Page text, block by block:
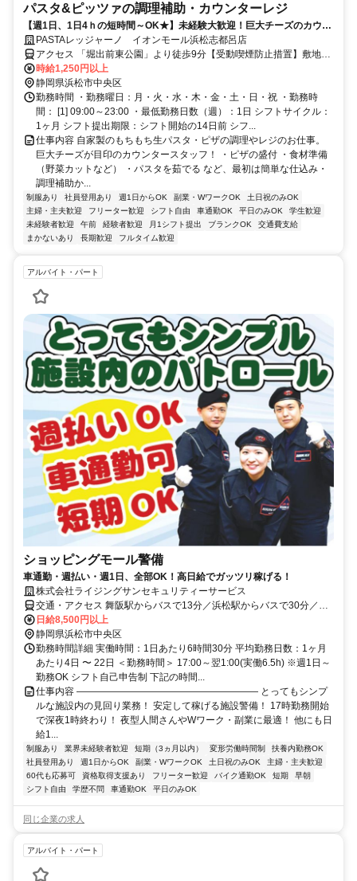
パスタ&ピッツァの調理補助・カウンターレジ
【週1日、1日4ｈの短時間～OK★】未経験大歓迎！巨大チーズのカウン
タースタッフ大募集！
PASTAレッジャーノ イオンモール浜松志都呂店
アクセス 「堀出前東公園」より徒歩9分【受動喫煙防止措置】敷地内
禁煙 （喫煙所/勤務地により異なる）
時給1,250円以上
静岡県浜松市中央区
勤務時間 ・勤務曜日：月・火・水・木・金・土・日・祝 ・勤務時
間： [1] 09:00～23:00 ・最低勤務日数（週）：1日 シフトサイクル：
1ヶ月 シフト提出期限：シフト開始の14日前 シフ...
仕事内容 自家製のもちもち生パスタ・ピザの調理やレジのお仕事。
巨大チーズが目印のカウンタースタッフ！ ・ピザの盛付 ・食材準備
（野菜カットなど） ・パスタを茹でる など、最初は簡単な仕込み・
調理補助か...
制服あり 社員登用あり 週1日からOK 副業・WワークOK
土日祝のみOK
主婦・主夫歓迎
フリーター歓迎 シフト自由 車通勤OK 平日のみOK
学生歓迎
未経験者歓迎
午前 経験者歓迎 月1シフト提出 ブランクOK
交通費支給
まかないあり
長期歓迎 フルタイム歓迎
アルバイト・パート
ショッピングモール警備
車通勤・週払い・週1日、全部OK！高日給でガッツリ稼げる！
株式会社ライジングサンセキュリティーサービス
交通・アクセス 舞阪駅からバスで13分／浜松駅からバスで30分／浜
名バイパス「坪井IC」から車で6分／浜名バイパス「篠原IC」から車
で9分 【車通勤OK】
日給8,500円以上
静岡県浜松市中央区
勤務時間詳細 実働時間：1日あたり6時間30分 平均勤務日数：1ヶ月
あたり4日 〜 22日 ＜勤務時間＞ 17:00～翌1:00(実働6.5h) ※週1日～
勤務OK シフト自己申告制 下記の時間...
仕事内容 ――――――――――――――――――― とってもシンプ
ルな施設内の見回り業務！ 安定して稼げる施設警備！ 17時勤務開始
で深夜1時終わり！ 夜型人間さんやWワーク・副業に最適！ 他にも日
給1...
制服あり 業界未経験者歓迎 短期（3ヵ月以内） 変形労働時間制
扶養内勤務OK
社員登用あり
週1日からOK 副業・WワークOK 土日祝のみOK
主婦・主夫歓迎
60代も応募可
資格取得支援あり フリーター歓迎 バイク通勤OK 短期
早朝
シフト自由
学歴不問 車通勤OK 平日のみOK
同じ企業の求人
アルバイト・パート